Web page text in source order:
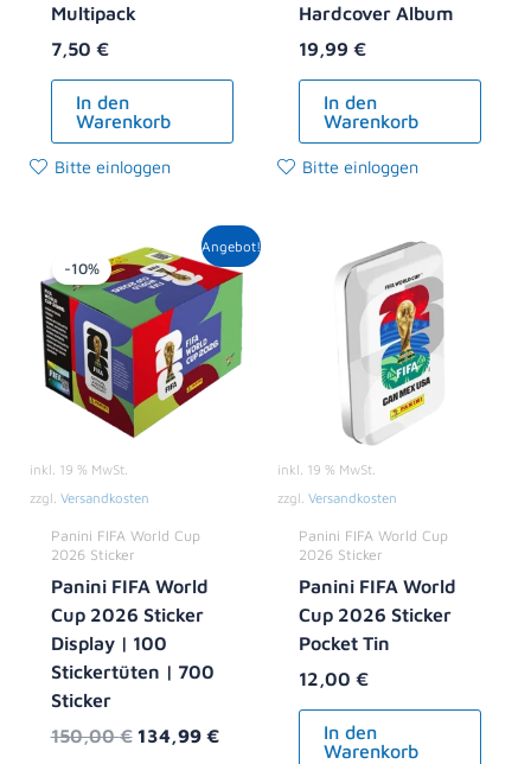
Multipack
7,50 €
In den
Warenkorb
Bitte einloggen
Hardcover Album
19,99 €
In den
Warenkorb
Bitte einloggen
Angebot!
-10%
inkl. 19 % MwSt.
zzgl. Versandkosten
Panini FIFA World Cup
2026 Sticker
Panini FIFA World
Cup 2026 Sticker
Display | 100
Stickertüten | 700
Sticker
150,00€
Ursprünglicher
Preis
war:
150,00 €
134,99 €
Aktueller
Preis
ist:
134,99 €.
inkl. 19 % MwSt.
zzgl. Versandkosten
Panini FIFA World Cup
2026 Sticker
Panini FIFA World
Cup 2026 Sticker
Pocket Tin
12,00 €
In den
Warenkorb